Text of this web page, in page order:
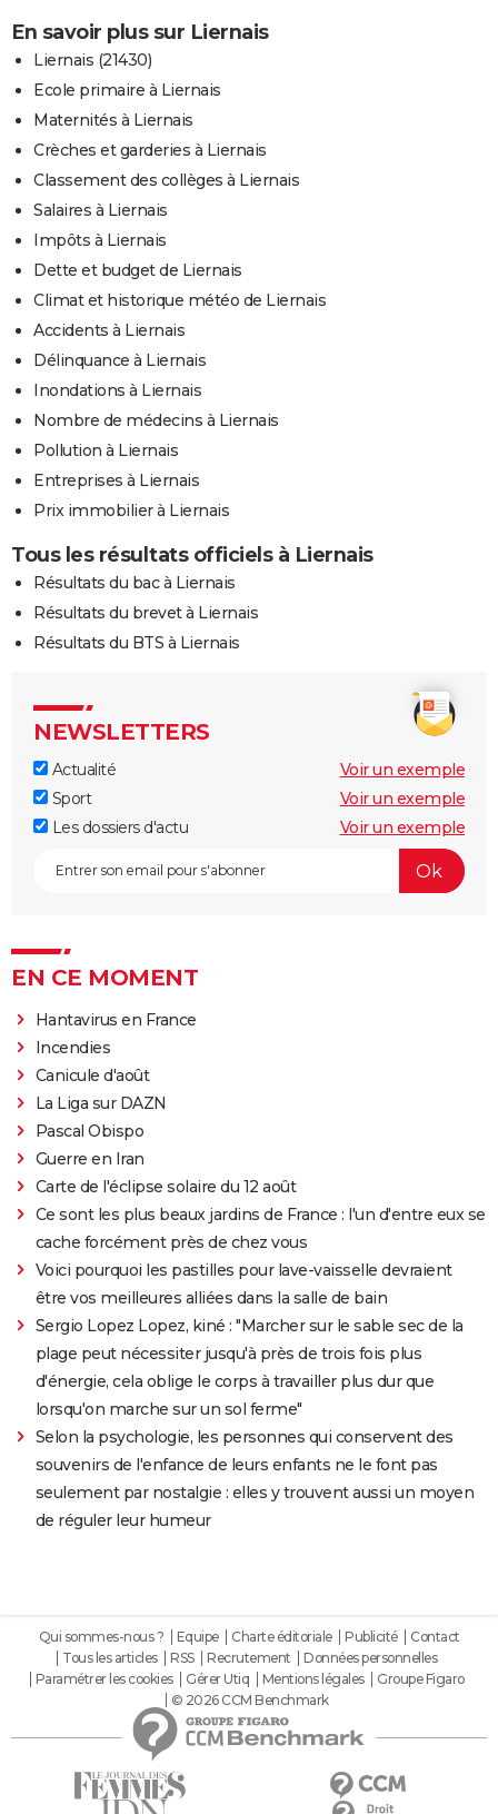
En savoir plus sur Liernais
Liernais (21430)
Ecole primaire à Liernais
Maternités à Liernais
Crèches et garderies à Liernais
Classement des collèges à Liernais
Salaires à Liernais
Impôts à Liernais
Dette et budget de Liernais
Climat et historique météo de Liernais
Accidents à Liernais
Délinquance à Liernais
Inondations à Liernais
Nombre de médecins à Liernais
Pollution à Liernais
Entreprises à Liernais
Prix immobilier à Liernais
Tous les résultats officiels à Liernais
Résultats du bac à Liernais
Résultats du brevet à Liernais
Résultats du BTS à Liernais
NEWSLETTERS
Actualité
Voir un exemple
Sport
Voir un exemple
Les dossiers d'actu
Voir un exemple
EN CE MOMENT
Hantavirus en France
Incendies
Canicule d'août
La Liga sur DAZN
Pascal Obispo
Guerre en Iran
Carte de l'éclipse solaire du 12 août
Ce sont les plus beaux jardins de France : l'un d'entre eux se
cache forcément près de chez vous
Voici pourquoi les pastilles pour lave-vaisselle devraient
être vos meilleures alliées dans la salle de bain
Sergio Lopez Lopez, kiné : "Marcher sur le sable sec de la
plage peut nécessiter jusqu'à près de trois fois plus
d'énergie, cela oblige le corps à travailler plus dur que
lorsqu'on marche sur un sol ferme"
Selon la psychologie, les personnes qui conservent des
souvenirs de l'enfance de leurs enfants ne le font pas
seulement par nostalgie : elles y trouvent aussi un moyen
de réguler leur humeur
Qui sommes-nous ? Equipe Charte éditoriale Publicité
Contact
Tous les articles
RSS Recrutement
Données personnelles
Paramétrer les cookies
Gérer Utiq Mentions légales
Groupe Figaro
© 2026 CCM Benchmark